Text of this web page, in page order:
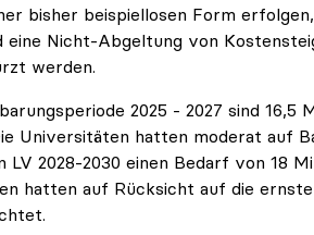
bisher beispiellosen Form
Nicht-Abgeltung von
werden.
2025 - 2027 sind 16,5
Universitäten hatten moderat auf
2028-2030 einen Bedarf von 18
hatten auf Rücksicht auf die ernste